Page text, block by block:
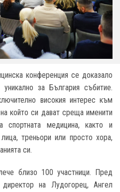
конференция се доказало
за България събитие.
високия интерес към
който си дават среща именити
спортната медицина, както и
треньори или просто хора,
си.
близо 100 участници. Пред
директор на Лудогорец, Ангел